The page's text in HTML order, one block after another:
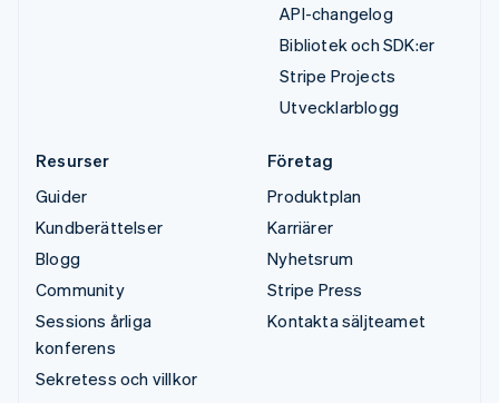
API-changelog
Bibliotek och SDK:er
Stripe Projects
Utvecklarblogg
Resurser
Guider
Kundberättelser
Blogg
Community
Sessions årliga
konferens
Sekretess och villkor
Företag
Produktplan
Karriärer
Nyhetsrum
Stripe Press
Kontakta säljteamet